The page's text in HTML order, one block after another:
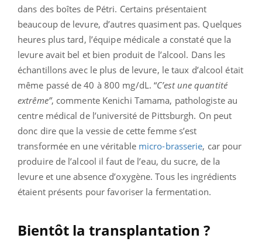
dans des boîtes de Pétri. Certains présentaient
beaucoup de levure, d’autres quasiment pas. Quelques
heures plus tard, l’équipe médicale a constaté que la
levure avait bel et bien produit de l’alcool. Dans les
échantillons avec le plus de levure, le taux d’alcool était
même passé de 40 à 800 mg/dL. “C’est une quantité
extrême”, commente Kenichi Tamama, pathologiste au
centre médical de l’université de Pittsburgh. On peut
donc dire que la vessie de cette femme s’est
transformée en une véritable micro-brasserie, car pour
produire de l’alcool il faut de l’eau, du sucre, de la
levure et une absence d’oxygène. Tous les ingrédients
étaient présents pour favoriser la fermentation.
Bientôt la transplantation ?